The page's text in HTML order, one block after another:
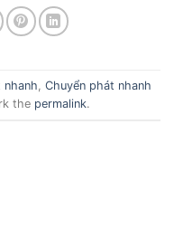
nhanh Chuyển phát nhanh
the permalink.